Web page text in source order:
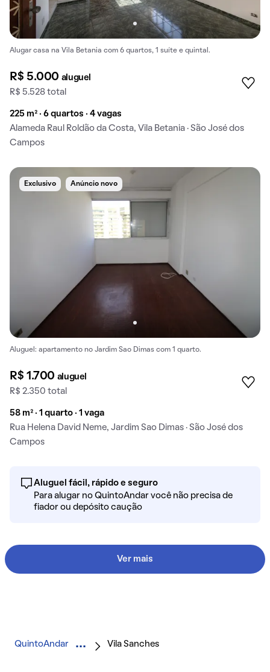
Alugar casa na Vila Betania com 6 quartos, 1 suíte e quintal.
R$ 5.000 aluguel
R$ 5.528 total
225 m² · 6 quartos · 4 vagas
Alameda Raul Roldão da Costa, Vila Betania · São José dos
Campos
Exclusivo Anúncio novo
Aluguel: apartamento no Jardim Sao Dimas com 1 quarto.
R$ 1.700 aluguel
R$ 2.350 total
58 m² · 1 quarto · 1 vaga
Rua Helena David Neme, Jardim Sao Dimas · São José dos
Campos
Aluguel fácil, rápido e seguro
Para alugar no QuintoAndar você não precisa de
fiador ou depósito caução
Ver mais
QuintoAndar Vila Sanches